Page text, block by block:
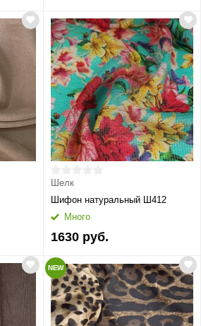
Шелк
Шифон натуральный Ш412
Много
1630 руб.
NEW